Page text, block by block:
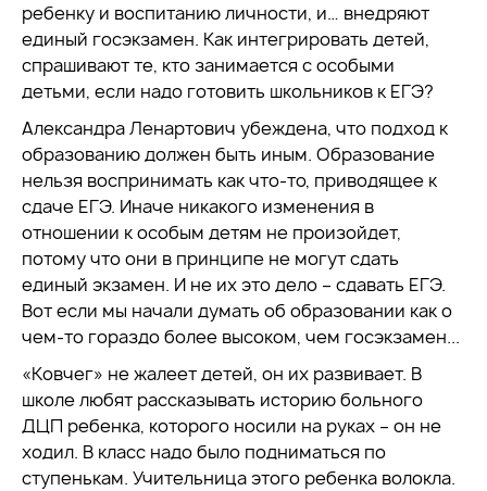
ребенку и воспитанию личности, и… внедряют
единый госэкзамен. Как интегрировать детей,
спрашивают те, кто занимается с особыми
детьми, если надо готовить школьников к ЕГЭ?
Александра Ленартович убеждена, что подход к
образованию должен быть иным. Образование
нельзя воспринимать как что-то, приводящее к
сдаче ЕГЭ. Иначе никакого изменения в
отношении к особым детям не произойдет,
потому что они в принципе не могут сдать
единый экзамен. И не их это дело – сдавать ЕГЭ.
Вот если мы начали думать об образовании как о
чем-то гораздо более высоком, чем госэкзамен...
«Ковчег» не жалеет детей, он их развивает. В
школе любят рассказывать историю больного
ДЦП ребенка, которого носили на руках – он не
ходил. В класс надо было подниматься по
ступенькам. Учительница этого ребенка волокла.